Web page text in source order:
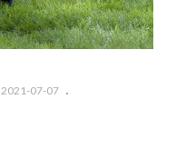
2021-07-07